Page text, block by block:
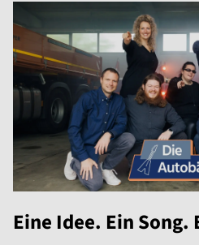
Eine Idee. Ein Song.